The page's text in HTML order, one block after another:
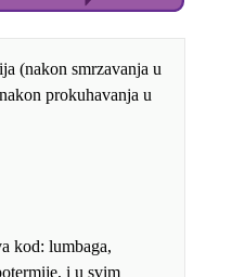
(nakon smrzavanja u
prokuhavanja u
kod: lumbaga,
i u svim